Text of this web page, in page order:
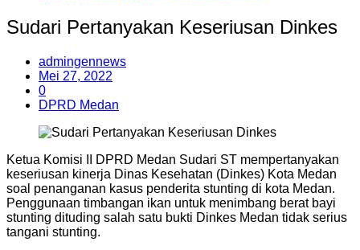
Sudari Pertanyakan Keseriusan Dinkes
admingennews
Mei 27, 2022
0
DPRD Medan
Ketua Komisi II DPRD Medan Sudari ST mempertanyakan
keseriusan kinerja Dinas Kesehatan (Dinkes) Kota Medan
soal penanganan kasus penderita stunting di kota Medan.
Penggunaan timbangan ikan untuk menimbang berat bayi
stunting dituding salah satu bukti Dinkes Medan tidak serius
tangani stunting.